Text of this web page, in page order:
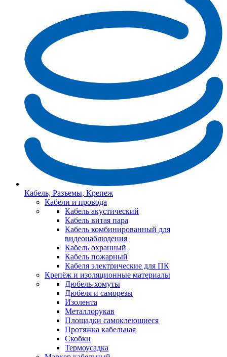
Кабель, Разъемы, Крепеж
Кабели и провода
Кабель акустический
Кабель витая пара
Кабель комбинированный для
видеонаблюдения
Кабель охранный
Кабель пожарный
Кабеля электрические для ПК
Крепёж и изоляционные материалы
Дюбель-хомуты
Дюбеля и саморезы
Изолента
Металлорукав
Площадки самоклеющиеся
Протяжка кабельная
Скобки
Термоусадка